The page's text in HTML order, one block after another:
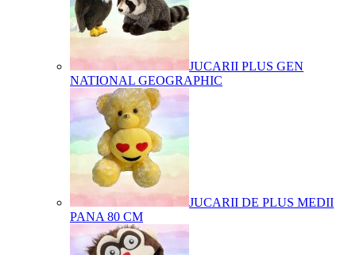
JUCARII PLUS GEN
NATIONAL GEOGRAPHIC
JUCARII DE PLUS MEDII
PANA 80 CM